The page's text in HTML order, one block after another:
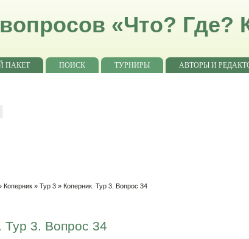
«Что? Где?
ПАКЕТ ПОИСК ТУРНИРЫ АВТОРЫ И
Коперник »Тур 3 » Коперник. Тур 3. Вопрос 34
Тур 3. Вопрос 34